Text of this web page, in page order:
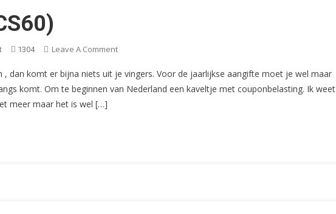
1304 Leave A CommentOn
Aangifte
(CS60)
, dan komt er bijna niets uit je vingers. Voor de jaarlijkse aangifte moet je wel maar
komt. Om te beginnen van Nederland een kaveltje met couponbelasting. Ik weet
meer maar het is wel […]